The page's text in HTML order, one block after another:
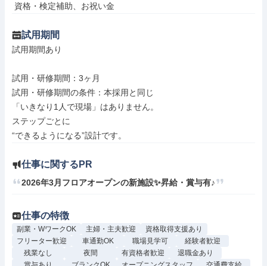
資格・検定補助、お祝い金
試用期間
試用期間あり
試用・研修期間：3ヶ月
試用・研修期間の条件：本採用と同じ
「いきなり1人で現場」はありません。
ステップごとに
仕事に関するPR
2026年3月フロアオープンの新施設✨昇給・賞与有♪
仕事の特徴
副業・WワークOK 主婦・主夫歓迎
資格取得支援あり
フリーター歓迎
車通勤OK 職場見学可
経験者歓迎
残業なし
夜間 有資格者歓迎
退職金あり